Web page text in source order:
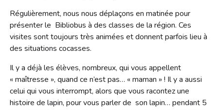
Régulièrement, nous nous déplaçons en matinée pour
présenter le Bibliobus à des classes de la région. Ces
visites sont toujours très animées et donnent parfois lieu à
des situations cocasses.
Il y a déjà les élèves, nombreux, qui vous appellent
« maîtresse », quand ce n’est pas… « maman » ! Il y a aussi
celui qui vous interrompt, alors que vous racontez une
histoire de lapin, pour vous parler de son lapin… pendant 5